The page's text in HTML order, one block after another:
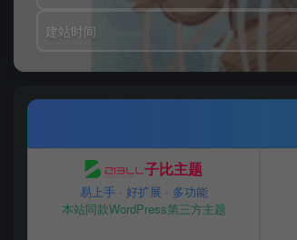
建站时间
子比主题
易上手 · 好扩展 · 多功能
本站同款WordPress第三方主题